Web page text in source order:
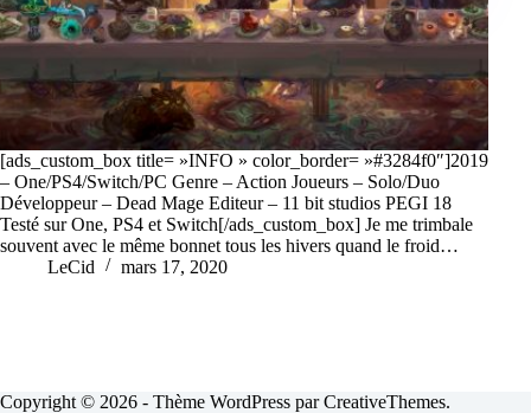
[ads_custom_box title= »INFO » color_border= »#3284f0″]2019
– One/PS4/Switch/PC Genre – Action Joueurs – Solo/Duo
Développeur – Dead Mage Editeur – 11 bit studios PEGI 18
Testé sur One, PS4 et Switch[/ads_custom_box] Je me trimbale
souvent avec le même bonnet tous les hivers quand le froid…
LeCid
mars 17, 2020
Copyright © 2026 - Thème WordPress parCreativeThemes.